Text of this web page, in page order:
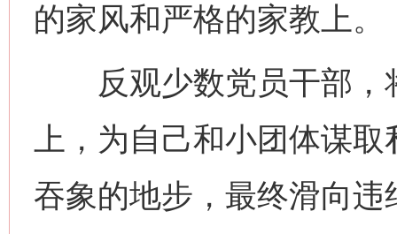
的家风和严格的家教上。
反观少数党员干部，将
上，为自己和小团体谋
吞象的地步，最终滑向